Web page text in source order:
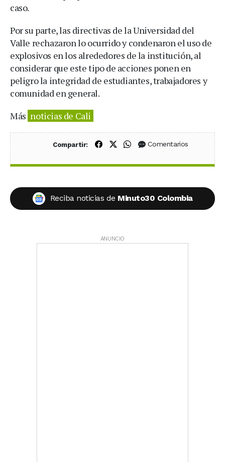
caso.
Por su parte, las directivas de la Universidad del
Valle rechazaron lo ocurrido y condenaron el uso de
explosivos en los alrededores de la institución, al
considerar que este tipo de acciones ponen en
peligro la integridad de estudiantes, trabajadores y
comunidad en general.
Más noticias de Cali
Compartir: Compartir en Facebook
Compartir en X (Twitter)
Compartir en WhatsApp
Comentarios
Reciba noticias de Minuto30 Colombia
ANUNCIO